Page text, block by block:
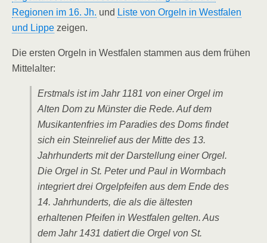
Regionen im 16. Jh. und Liste von Orgeln in Westfalen
und Lippe zeigen.
Die ersten Orgeln in Westfalen stammen aus dem frühen
Mittelalter:
Erstmals ist im Jahr 1181 von einer Orgel im
Alten Dom zu Münster die Rede. Auf dem
Musikantenfries im Paradies des Doms findet
sich ein Steinrelief aus der Mitte des 13.
Jahrhunderts mit der Darstellung einer Orgel.
Die Orgel in St. Peter und Paul in Wormbach
integriert drei Orgelpfeifen aus dem Ende des
14. Jahrhunderts, die als die ältesten
erhaltenen Pfeifen in Westfalen gelten. Aus
dem Jahr 1431 datiert die Orgel von St.